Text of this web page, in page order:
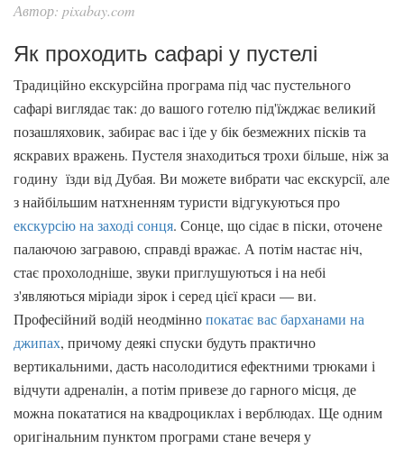
Автор: pixabay.com
Як проходить сафарі у пустелі
Традиційно екскурсійна програма під час пустельного
сафарі виглядає так: до вашого готелю під'їжджає великий
позашляховик, забирає вас і їде у бік безмежних пісків та
яскравих вражень. Пустеля знаходиться трохи більше, ніж за
годину їзди від Дубая. Ви можете вибрати час екскурсії, але
з найбільшим натхненням туристи відгукуються про
екскурсію на заході сонця. Сонце, що сідає в піски, оточене
палаючою загравою, справді вражає. А потім настає ніч,
стає прохолодніше, звуки приглушуються і на небі
з'являються міріади зірок і серед цієї краси — ви.
Професійний водій неодміннопокатає вас барханами на
джипах, причому деякі спуски будуть практично
вертикальними, дасть насолодитися ефектними трюками і
відчути адреналін, а потім привезе до гарного місця, де
можна покататися на квадроциклах і верблюдах. Ще одним
оригінальним пунктом програми стане вечеря у